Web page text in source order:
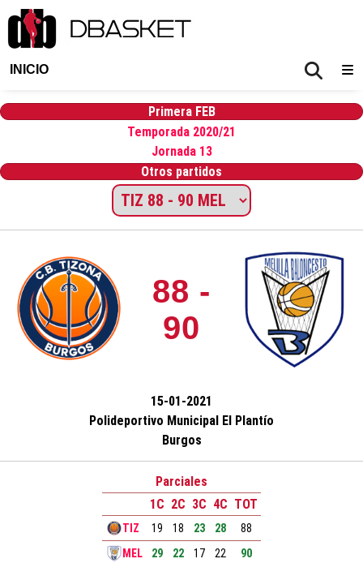
INICIO
Primera FEB
Temporada 2020/21
Jornada 13
Otros partidos
88 -
90
15-01-2021
Polideportivo Municipal El Plantío
Burgos
Parciales
1C 2C 3C 4C TOT
TIZ 19 18 23 28
88
MEL
29 22 17 22 90